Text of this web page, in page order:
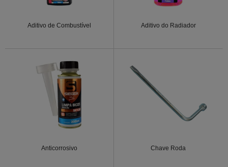
Aditivo de Combustível Aditivo do Radiador
Anticorrosivo Chave Roda